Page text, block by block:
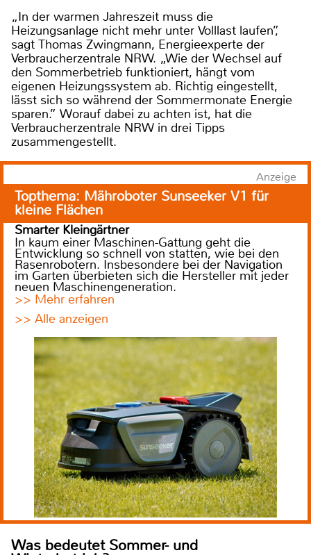
„In der warmen Jahreszeit muss die
Heizungsanlage nicht mehr unter Volllast laufen”,
sagt Thomas Zwingmann, Energieexperte der
Verbraucherzentrale NRW. „Wie der Wechsel auf
den Sommerbetrieb funktioniert, hängt vom
eigenen Heizungssystem ab. Richtig eingestellt,
lässt sich so während der Sommermonate Energie
sparen.” Worauf dabei zu achten ist, hat die
Verbraucherzentrale NRW in drei Tipps
zusammengestellt.
Anzeige
Topthema: Mähroboter Sunseeker V1 für
kleine Flächen
Smarter Kleingärtner
In kaum einer Maschinen-Gattung geht die
Entwicklung so schnell von statten, wie bei den
Rasenrobotern. Insbesondere bei der Navigation
im Garten überbieten sich die Hersteller mit jeder
neuen Maschinengeneration.
>> Mehr erfahren
>> Alle anzeigen
Was bedeutet Sommer- und